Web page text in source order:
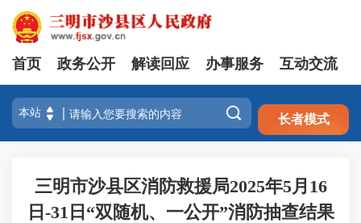
注册 登录
首页 政务公开 解读回应 办事服务 互动交流
 长者模式
三明市沙县区消防救援局2025年5月16
日-31日“双随机、一公开”消防抽查结果